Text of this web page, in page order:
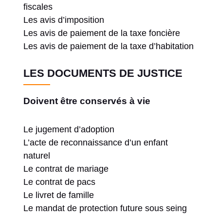
fiscales
Les avis d’imposition
Les avis de paiement de la taxe foncière
Les avis de paiement de la taxe d’habitation
LES DOCUMENTS DE JUSTICE
Doivent être conservés à vie
Le jugement d’adoption
L’acte de reconnaissance d’un enfant
naturel
Le contrat de mariage
Le contrat de pacs
Le livret de famille
Le mandat de protection future sous seing